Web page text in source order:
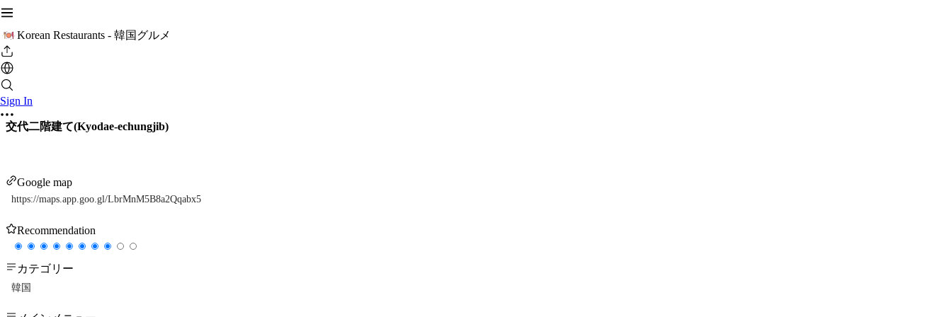
Korean Restaurants - 韓国グルメ
Sign In
交代二階建て(Kyodae-echungjib)
Google map
https://maps.app.goo.gl/LbrMnM5B8a2Qqabx5
Recommendation
カテゴリー
韓国